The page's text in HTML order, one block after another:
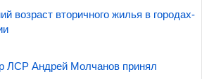
возраст вторичного жилья в городах-
ЛСР Андрей Молчанов принял